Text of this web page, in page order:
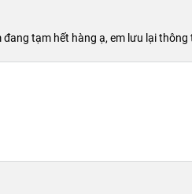
tạm hết hàng ạ, em lưu lại